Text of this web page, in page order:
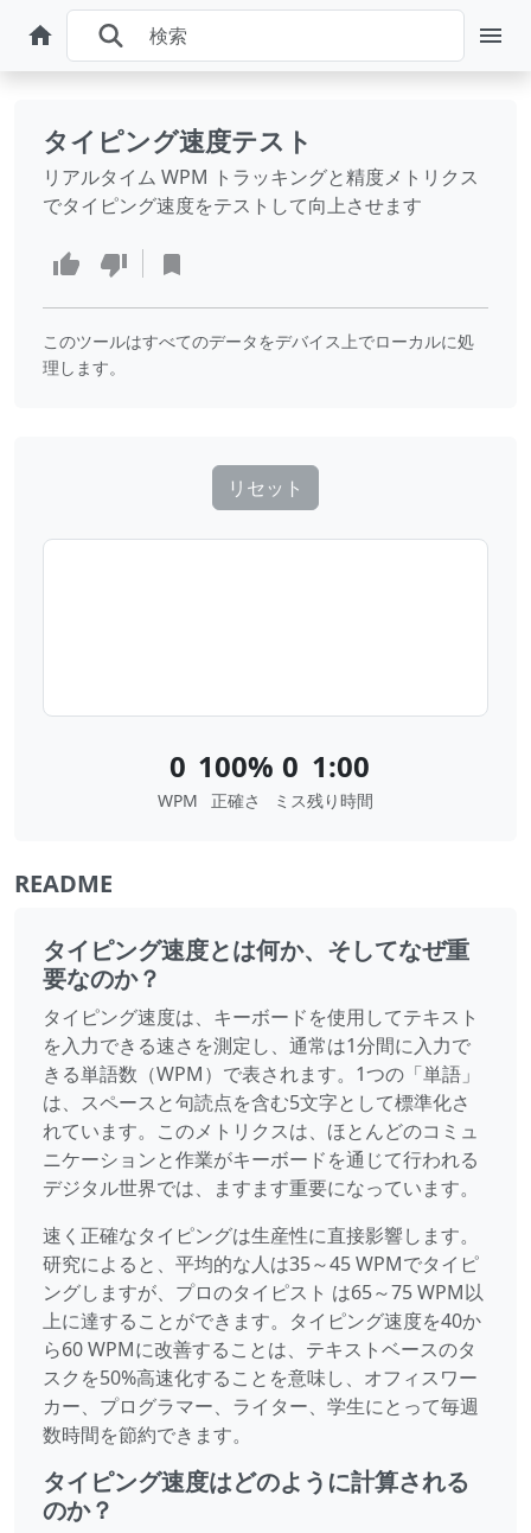
タイピング速度テスト
リアルタイム WPM トラッキングと精度メトリクス
でタイピング速度をテストして向上させます
このツールはすべてのデータをデバイス上でローカルに処
理します。
リセット
0
WPM
100%
正確さ
0
ミス
1:00
残り時間
README
タイピング速度とは何か、そしてなぜ重
要なのか？
タイピング速度は、キーボードを使用してテキスト
を入力できる速さを測定し、通常は1分間に入力で
きる単語数（WPM）で表されます。1つの「単語」
は、スペースと句読点を含む5文字として標準化さ
れています。このメトリクスは、ほとんどのコミュ
ニケーションと作業がキーボードを通じて行われる
デジタル世界では、ますます重要になっています。
速く正確なタイピングは生産性に直接影響します。
研究によると、平均的な人は35～45 WPMでタイピ
ングしますが、プロのタイピスト は65～75 WPM以
上に達することができます。タイピング速度を40か
ら60 WPMに改善することは、テキストベースのタ
スクを50%高速化することを意味し、オフィスワー
カー、プログラマー、ライター、学生にとって毎週
数時間を節約できます。
タイピング速度はどのように計算される
のか？